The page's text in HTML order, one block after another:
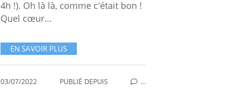
4h !). Oh là là, comme c'était bon !
Quel cœur...
EN SAVOIR PLUS
03/07/2022
PUBLIÉ DEPUIS
…